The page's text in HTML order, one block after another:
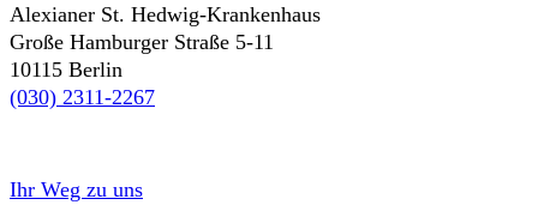
Alexianer St. Hedwig-Krankenhaus
Große Hamburger Straße 5-11
10115 Berlin
(030) 2311-2267
Ihr Weg zu uns